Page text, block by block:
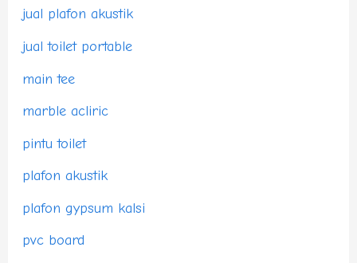
jual plafon akustik
jual toilet portable
main tee
marble acliric
pintu toilet
plafon akustik
plafon gypsum kalsi
pvc board